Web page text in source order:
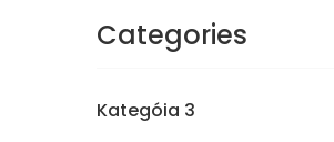
Categories
Kategóia 3